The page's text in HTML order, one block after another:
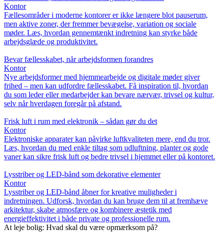
Kontor
Fællesområder i moderne kontorer er ikke længere blot pauserum,
men aktive zoner, der fremmer bevægelse, variation og sociale
møder. Læs, hvordan gennemtænkt indretning kan styrke både
arbejdsglæde og produktivitet.
Bevar fællesskabet, når arbejdsformen forandres
Kontor
Nye arbejdsformer med hjemmearbejde og digitale møder giver
frihed – men kan udfordre fællesskabet. Få inspiration til, hvordan
du som leder eller medarbejder kan bevare nærvær, trivsel og kultur,
selv når hverdagen foregår på afstand.
Frisk luft i rum med elektronik – sådan gør du det
Kontor
Elektroniske apparater kan påvirke luftkvaliteten mere, end du tror.
Læs, hvordan du med enkle tiltag som udluftning, planter og gode
vaner kan sikre frisk luft og bedre trivsel i hjemmet eller på kontoret.
Lysstriber og LED-bånd som dekorative elementer
Kontor
Lysstriber og LED-bånd åbner for kreative muligheder i
indretningen. Udforsk, hvordan du kan bruge dem til at fremhæve
arkitektur, skabe atmosfære og kombinere æstetik med
energieffektivitet i både private og professionelle rum.
At leje bolig: Hvad skal du være opmærksom på?